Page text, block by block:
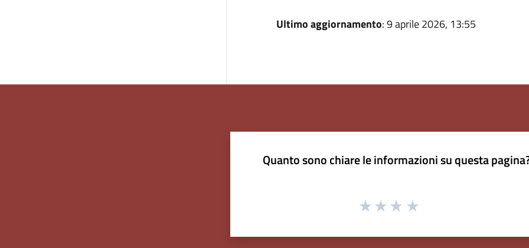
Ultimo aggiornamento: 9 aprile 2026, 13:55
Quanto sono chiare le informazioni su questa